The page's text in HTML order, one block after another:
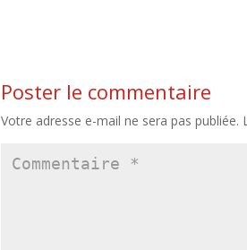
Poster le commentaire
Votre adresse e-mail ne sera pas publiée.